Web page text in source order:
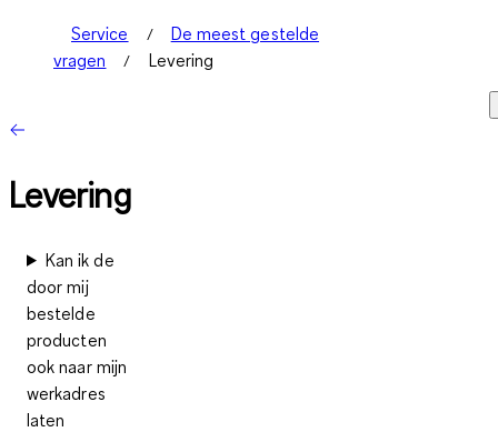
Service
De meest gestelde
vragen
Levering
Levering
Kan ik de
door mij
bestelde
producten
ook naar mijn
werkadres
laten